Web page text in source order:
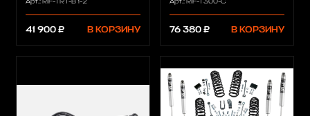
41 900 ₽ В КОРЗИНУ 76 380 ₽ В КОРЗИНУ